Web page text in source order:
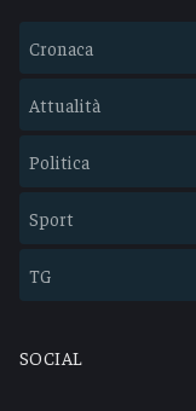
Cronaca
Attualità
Politica
Sport
TG
SOCIAL